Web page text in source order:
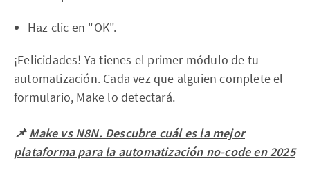
Haz clic en "OK".
¡Felicidades! Ya tienes el primer módulo de tu
automatización. Cada vez que alguien complete el
formulario, Make lo detectará.
📌Make vs N8N. Descubre cuál es la mejor
plataforma para la automatización no-code en 2025